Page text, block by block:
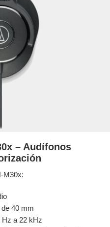
– Audífonos
M30x:
40 mm
Hz a 22 kHz